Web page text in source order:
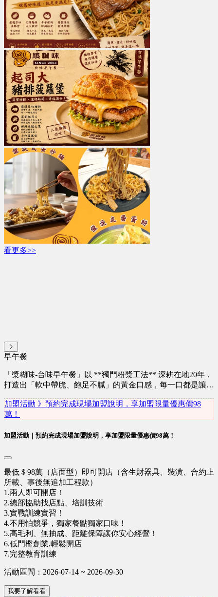
看更多>>
早午餐
「漿糊味-台味早午餐」以 **獨門粉漿工法** 深耕在地20年，
打造出「軟中帶脆、飽足不膩」的黃金口感，每一口都是讓顧
可營運** ，搭配數位化系統降低人力開銷，助您快速站穩早
餐藍海市場！ 以20年的焠錬~成就獨一無二的漿糊味
加盟活動 》預約完成現場加盟說明，享加盟限量優惠價98
萬！
加盟活動｜預約完成現場加盟說明，享加盟限量優惠價98萬！
最低＄98萬（店面型）即可開店（含生財器具、裝潢、合約上
所載、事後無追加工程款）
1.兩人即可開店！
2.總部協助找店點、培訓技術
3.實戰訓練實習！
4.不用怕競爭，獨家餐點獨家口味！
5.高毛利、無抽成、距離保障讓你安心經營！
6.低門檻創業,輕鬆開店
7.完整教育訓練
活動區間：2026-07-14 ~ 2026-09-30
我要了解看看